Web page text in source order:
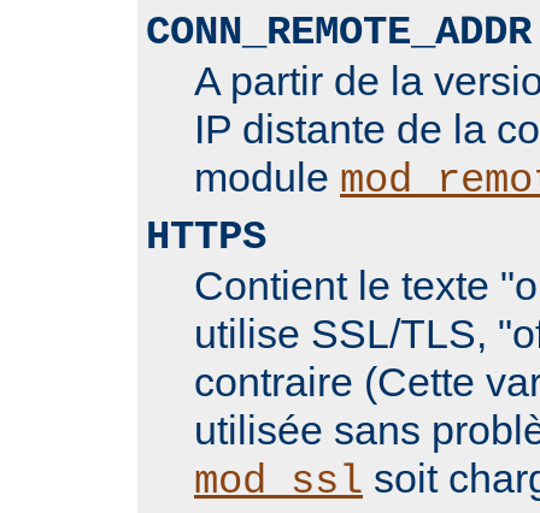
CONN_REMOTE_ADDR
A partir de la
IP distante de la
module
HTTPS
Contient le texte
utilise SSL/TLS,
contraire (Cette
utilisée sans
mod_ssl soit